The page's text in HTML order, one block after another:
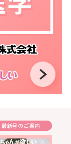
最新号のご案内